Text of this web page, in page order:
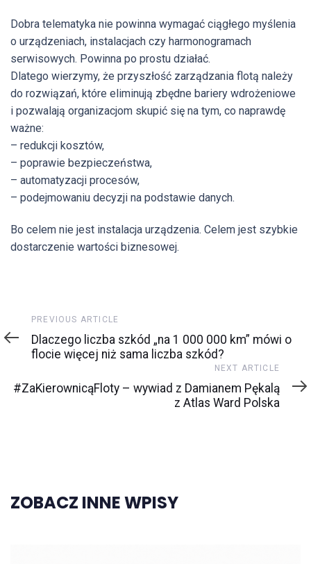
Dobra telematyka nie powinna wymagać ciągłego myślenia
o urządzeniach, instalacjach czy harmonogramach
serwisowych. Powinna po prostu działać.
Dlatego wierzymy, że przyszłość zarządzania flotą należy
do rozwiązań, które eliminują zbędne bariery wdrożeniowe
i pozwalają organizacjom skupić się na tym, co naprawdę
ważne:
– redukcji kosztów,
– poprawie bezpieczeństwa,
– automatyzacji procesów,
– podejmowaniu decyzji na podstawie danych.
Bo celem nie jest instalacja urządzenia. Celem jest szybkie
dostarczenie wartości biznesowej.
Previous
Article
PREVIOUS ARTICLE
Dlaczego liczba szkód „na 1 000 000 km” mówi o
flocie więcej niż sama liczba szkód?
Article
NEXT ARTICLE
#ZaKierownicąFloty – wywiad z Damianem Pękalą
z Atlas Ward Polska
ZOBACZ INNE WPISY